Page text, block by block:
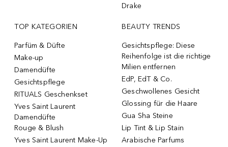
Drake
TOP KATEGORIEN
Parfüm & Düfte
Make-up
Damendüfte
Gesichtspflege
RITUALS Geschenkset
Yves Saint Laurent
Damendüfte
Rouge & Blush
Yves Saint Laurent Make-Up
BEAUTY TRENDS
Gesichtspflege: Diese
Reihenfolge ist die richtige
Milien entfernen
EdP, EdT & Co.
Geschwollenes Gesicht
Glossing für die Haare
Gua Sha Steine
Lip Tint & Lip Stain
Arabische Parfums